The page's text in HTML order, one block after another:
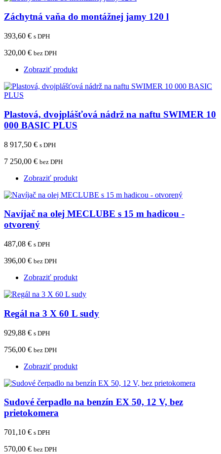
Záchytná vaňa do montážnej jamy 120 l
393,60 € s DPH
320,00 € bez DPH
Zobraziť produkt
Plastová, dvojplášťová nádrž na naftu SWIMER 10
000 BASIC PLUS
8 917,50 € s DPH
7 250,00 € bez DPH
Zobraziť produkt
Navíjač na olej MECLUBE s 15 m hadicou -
otvorený
487,08 € s DPH
396,00 € bez DPH
Zobraziť produkt
Regál na 3 X 60 L sudy
929,88 € s DPH
756,00 € bez DPH
Zobraziť produkt
Sudové čerpadlo na benzín EX 50, 12 V, bez
prietokomera
701,10 € s DPH
570,00 € bez DPH